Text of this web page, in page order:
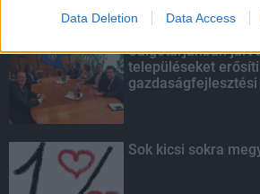
Data Deletion Data Access
Salgótarjánban járt
településeket
Sok kicsi sokra